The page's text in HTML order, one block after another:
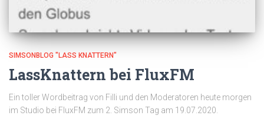
SIMSONBLOG "LASS KNATTERN"
LassKnattern bei FluxFM
Ein toller Wordbeitrag von Filli und den Moderatoren heute morgen
im Studio bei FluxFM zum 2. Simson Tag am 19.07.2020.